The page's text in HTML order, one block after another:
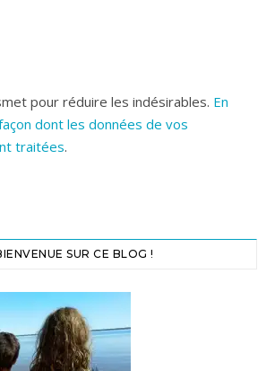
pour réduire les indésirables. En
dont les données de vos
traitées.
SUR CE BLOG !